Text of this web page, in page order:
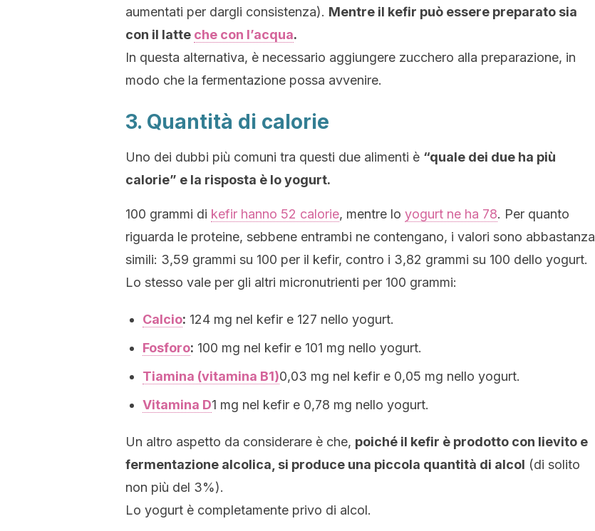
aumentati per dargli consistenza). Mentre il kefir può essere preparato sia
con il latte che con l’acqua.
In questa alternativa, è necessario aggiungere zucchero alla preparazione, in
modo che la fermentazione possa avvenire.
3. Quantità di calorie
Uno dei dubbi più comuni tra questi due alimenti è “quale dei due ha più
calorie” e la risposta è lo yogurt.
100 grammi di kefir hanno 52 calorie, mentre lo yogurt ne ha 78. Per quanto
riguarda le proteine, sebbene entrambi ne contengano, i valori sono abbastanza
simili: 3,59 grammi su 100 per il kefir, contro i 3,82 grammi su 100 dello yogurt.
Lo stesso vale per gli altri micronutrienti per 100 grammi:
Calcio: 124 mg nel kefir e 127 nello yogurt.
Fosforo: 100 mg nel kefir e 101 mg nello yogurt.
Tiamina (vitamina B1)0,03 mg nel kefir e 0,05 mg nello yogurt.
Vitamina D1 mg nel kefir e 0,78 mg nello yogurt.
Un altro aspetto da considerare è che, poiché il kefir è prodotto con lievito e
fermentazione alcolica, si produce una piccola quantità di alcol (di solito
non più del 3%).
Lo yogurt è completamente privo di alcol.